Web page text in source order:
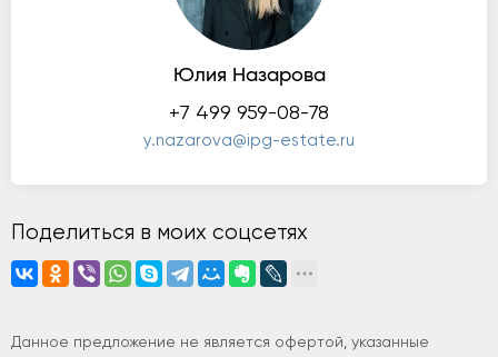
Юлия Назарова
+7 499 959-08-78
y.nazarova@ipg-estate.ru
Поделиться в моих соцсетях
Данное предложение не является офертой, указанные